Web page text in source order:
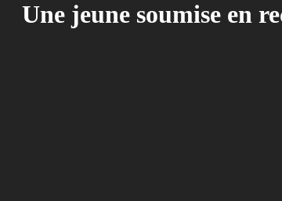
Une jeune soumise en